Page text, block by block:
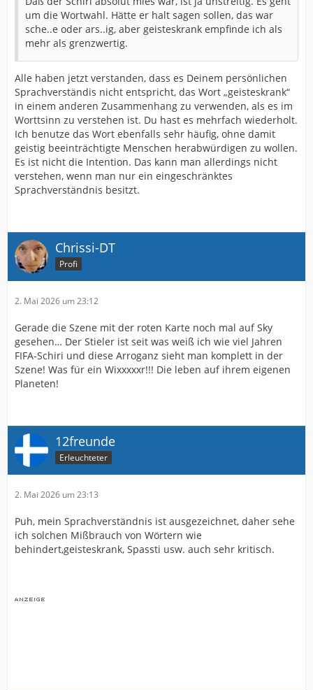
um die Wortwahl. Hätte er halt sagen sollen, das war
sche..e oder ars..ig, aber geisteskrank empfinde ich als
mehr als grenzwertig.
Alle haben jetzt verstanden, dass es Deinem persönlichen
Sprachverständis nicht entspricht, das Wort „geisteskrank“
in einem anderen Zusammenhang zu verwenden, als es im
Worttsinn zu verstehen ist. Du hast es mehrfach wiederholt.
Ich benutze das Wort ebenfalls sehr häufig, ohne damit
geistig beeinträchtigte Menschen herabwürdigen zu wollen.
Es ist nicht die Intention. Das kann man allerdings nicht
verstehen, wenn man nur ein eingeschränktes
Sprachverständnis besitzt.
Chrissi-DT
Profi
2. Mai 2026 um 23:12
Gerade die Szene mit der roten Karte noch mal auf Sky
gesehen… Der Stieler ist seit was weiß ich wie viel Jahren
FIFA-Schiri und diese Arroganz sieht man komplett in der
Szene! Was für ein Wixxxxxr!!! Die leben auf ihrem eigenen
Planeten!
12freunde
Erleuchteter
2. Mai 2026 um 23:13
Puh, mein Sprachverständnis ist ausgezeichnet, daher sehe
ich solchen Mißbrauch von Wörtern wie
behindert,geisteskrank, Spassti usw. auch sehr kritisch.